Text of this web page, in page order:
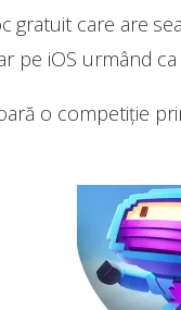
gratuit care are
pe iOS urmând
o competiție